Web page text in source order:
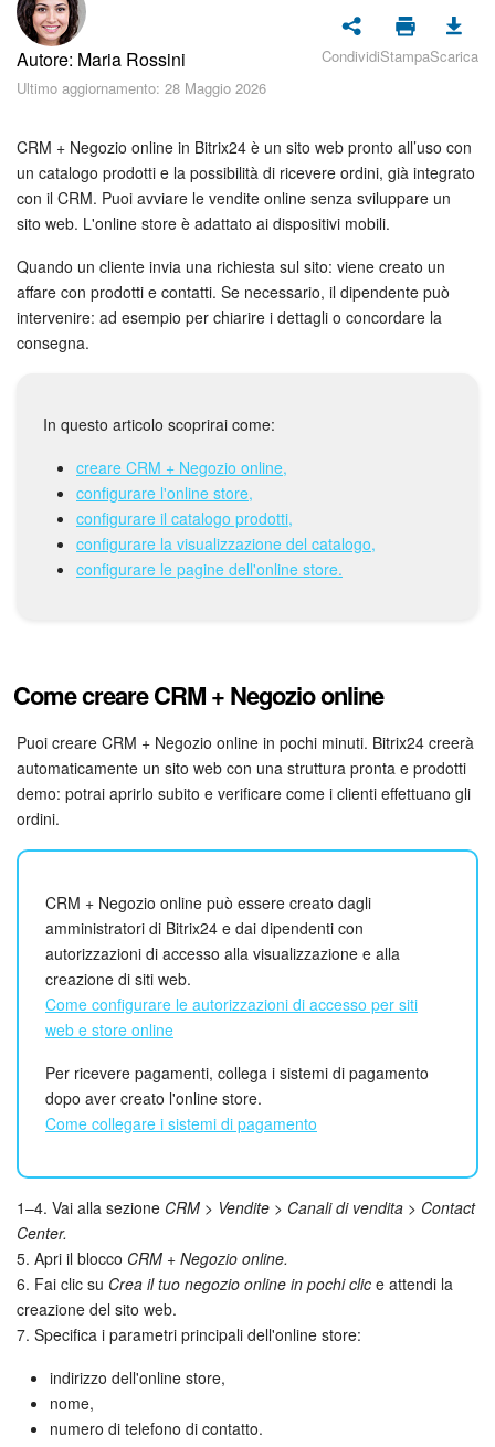
Piani e pagamento
Sicurezza in Bitrix24
CoPilot: IA in Bitrix24
Feed
Messenger
Collab
Webmail
Gruppi di lavoro
CRM
Prenotazione online
Analisi CRM
Generatore BI
Bitrix24 Market
Siti e store
Dipendenti
Knowledge base
Firma elettronica
Automazione
Autore: Maria Rossini
Ultimo aggiornamento: 28 Maggio 2026
CondividiStampaScarica
CRM + Negozio online in Bitrix24 è un sito web pronto all’uso con
un catalogo prodotti e la possibilità di ricevere ordini, già integrato
con il CRM. Puoi avviare le vendite online senza sviluppare un
sito web. L'online store è adattato ai dispositivi mobili.
Quando un cliente invia una richiesta sul sito: viene creato un
affare con prodotti e contatti. Se necessario, il dipendente può
intervenire: ad esempio per chiarire i dettagli o concordare la
consegna.
In questo articolo scoprirai come:
creare CRM + Negozio online,
configurare l'online store,
configurare il catalogo prodotti,
configurare la visualizzazione del catalogo,
configurare le pagine dell'online store.
Come creare CRM + Negozio online
Puoi creare CRM + Negozio online in pochi minuti. Bitrix24 creerà
automaticamente un sito web con una struttura pronta e prodotti
demo: potrai aprirlo subito e verificare come i clienti effettuano gli
ordini.
CRM + Negozio online può essere creato dagli
amministratori di Bitrix24 e dai dipendenti con
autorizzazioni di accesso alla visualizzazione e alla
creazione di siti web.
Come configurare le autorizzazioni di accesso per siti
web e store online
Per ricevere pagamenti, collega i sistemi di pagamento
dopo aver creato l'online store.
Come collegare i sistemi di pagamento
1–4. Vai alla sezione CRM > Vendite > Canali di vendita > Contact
Center.
5. Apri il blocco CRM + Negozio online.
6. Fai clic su Crea il tuo negozio online in pochi clic e attendi la
creazione del sito web.
7. Specifica i parametri principali dell'online store:
indirizzo dell'online store,
nome,
numero di telefono di contatto.